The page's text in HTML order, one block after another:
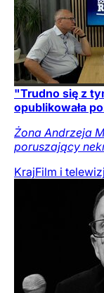
"Trudno się z
opublikowała
Żona Andrzeja
poruszający
KrajFilm i